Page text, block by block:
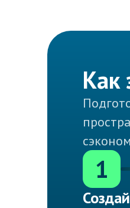
Как
1